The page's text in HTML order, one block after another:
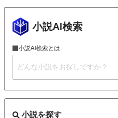
小説AI検索
小説AI検索とは
小説を探す